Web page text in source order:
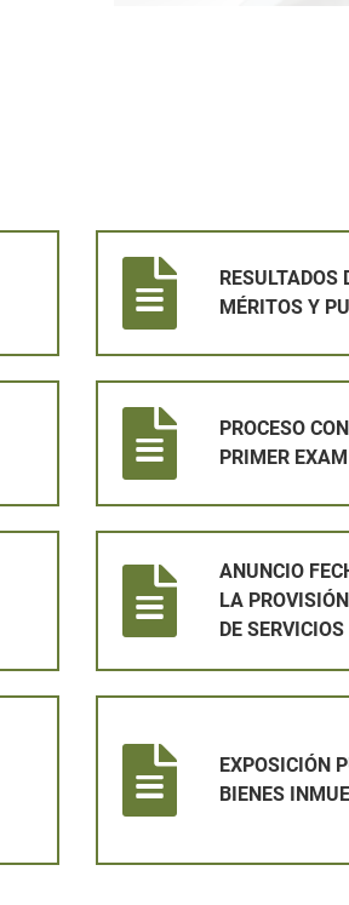
RESULTADOS
MÉRITOS Y
PROCESO
PRIMER
ANUNCIO
LA
DE
EXPOSICIÓN
BIENES